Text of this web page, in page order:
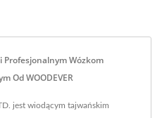
Profesjonalnym Wózkom
Od WOODEVER
jest wiodącym tajwańskim